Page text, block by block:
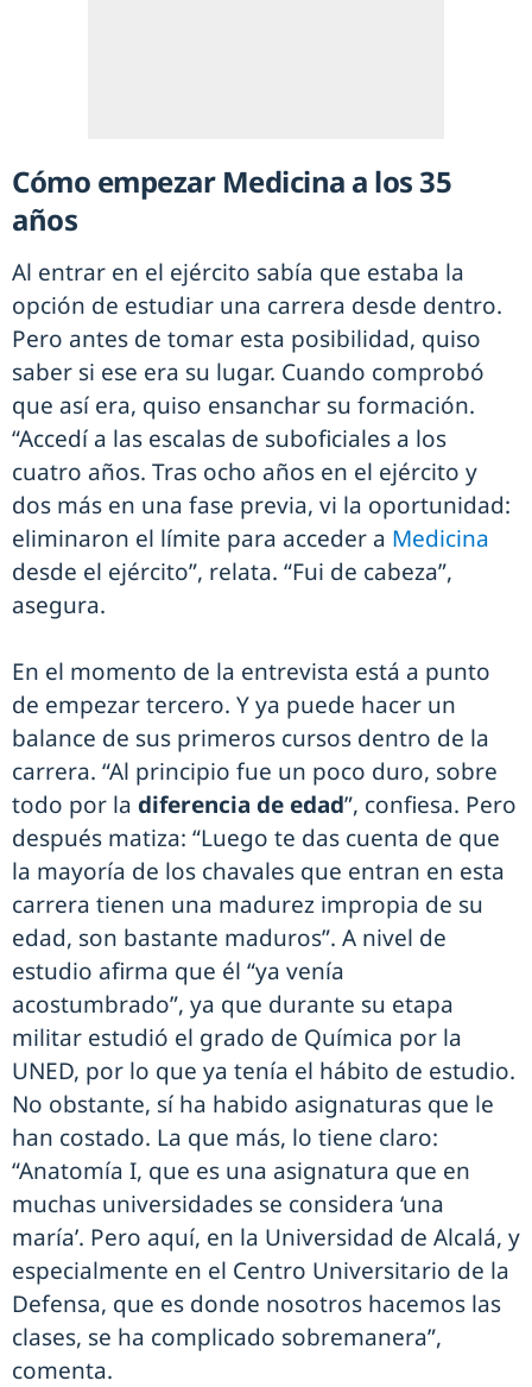
Cómo empezar Medicina a los 35
años
Al entrar en el ejército sabía que estaba la
opción de estudiar una carrera desde dentro.
Pero antes de tomar esta posibilidad, quiso
saber si ese era su lugar. Cuando comprobó
que así era, quiso ensanchar su formación.
“Accedí a las escalas de suboficiales a los
cuatro años. Tras ocho años en el ejército y
dos más en una fase previa, vi la oportunidad:
eliminaron el límite para acceder a Medicina
desde el ejército”, relata. “Fui de cabeza”,
asegura.
En el momento de la entrevista está a punto
de empezar tercero. Y ya puede hacer un
balance de sus primeros cursos dentro de la
carrera. “Al principio fue un poco duro, sobre
todo por la diferencia de edad”, confiesa. Pero
después matiza: “Luego te das cuenta de que
la mayoría de los chavales que entran en esta
carrera tienen una madurez impropia de su
edad, son bastante maduros”. A nivel de
estudio afirma que él “ya venía
acostumbrado”, ya que durante su etapa
militar estudió el grado de Química por la
UNED, por lo que ya tenía el hábito de estudio.
No obstante, sí ha habido asignaturas que le
han costado. La que más, lo tiene claro:
“Anatomía I, que es una asignatura que en
muchas universidades se considera ‘una
maría’. Pero aquí, en la Universidad de Alcalá, y
especialmente en el Centro Universitario de la
Defensa, que es donde nosotros hacemos las
clases, se ha complicado sobremanera”,
comenta.